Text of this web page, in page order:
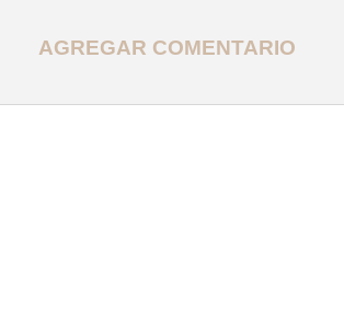
AGREGAR COMENTARIO